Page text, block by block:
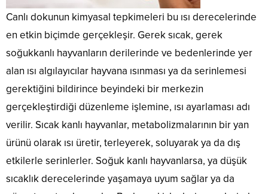
Canlı dokunun kimyasal tepkimeleri bu ısı derecelerinde
en etkin biçimde gerçekleşir. Gerek sıcak, gerek
soğukkanlı hayvanların derilerinde ve bedenlerinde yer
alan ısı algılayıcılar hayvana ısınması ya da serinlemesi
gerektiğini bildirince beyindeki bir merkezin
gerçekleştirdiği düzenleme işlemine, ısı ayarlaması adı
verilir. Sıcak kanlı hayvanlar, metabolizmalarının bir yan
ürünü olarak ısı üretir, terleyerek, soluyarak ya da dış
etkilerle serinlerler. Soğuk kanlı hayvanlarsa, ya düşük
sıcaklık derecelerinde yaşamaya uyum sağlar ya da